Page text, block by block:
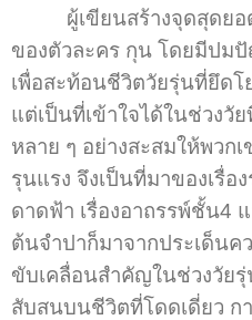
ผู้เขียนสร้างจุดสุดยอด
ของตัวละคร กุน โดยมีปมปั
เพื่อสะท้อนชีวิตวัยรุ่นที่ยึด
แต่เป็นที่เข้าใจได้ในช่วงวั
หลาย ๆ อย่างสะสมให้พวก
รุนแรง จึงเป็นที่มาของเรื่
ดาดฟ้า เรื่องอาถรรพ์ชั้น4
ต้นจำปาก็มาจากประเด็นค
ขับเคลื่อนสำคัญในช่วงวัย
สับสนบนชีวิตที่โดดเดี่ยว ก